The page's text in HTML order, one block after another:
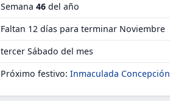
Semana 46 del año
Faltan 12 días para terminar Noviembre
tercer Sábado del mes
Próximo festivo: Inmaculada Concepción